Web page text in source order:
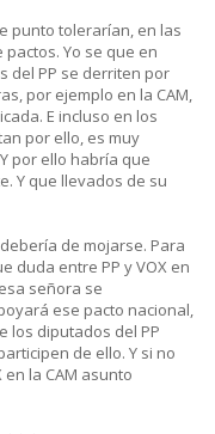
punto tolerarían, en las
Yo se que en
del PP se derriten por
por ejemplo en la CAM,
E incluso en los
por ello, es muy
por ello habría que
Y que llevados de su
de mojarse. Para
duda entre PP y VOX en
señora se
ese pacto nacional,
los diputados del PP
de ello. Y si no
la CAM asunto